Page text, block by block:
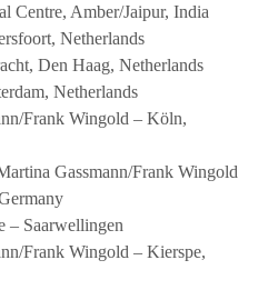
Centre, Amber/Jaipur, India
Netherlands
Den Haag, Netherlands
Netherlands
Frank Wingold – Köln,
Gassmann/Frank Wingold
– Saarwellingen
Frank Wingold – Kierspe,